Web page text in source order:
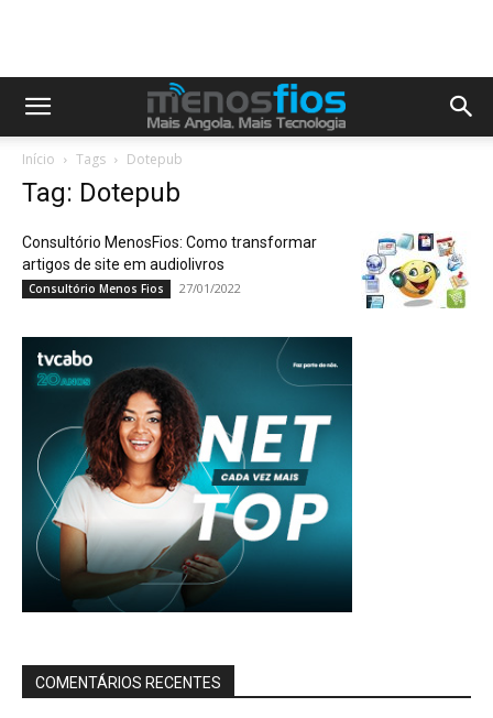
Início Tags Dotepub
Tag: Dotepub
Consultório MenosFios: Como transformar
artigos de site em audiolivros
Consultório Menos Fios 27/01/2022
COMENTÁRIOS RECENTES